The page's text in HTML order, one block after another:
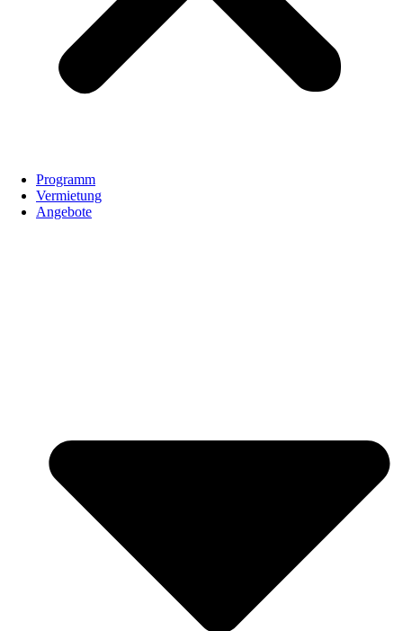
Programm
Vermietung
Angebote